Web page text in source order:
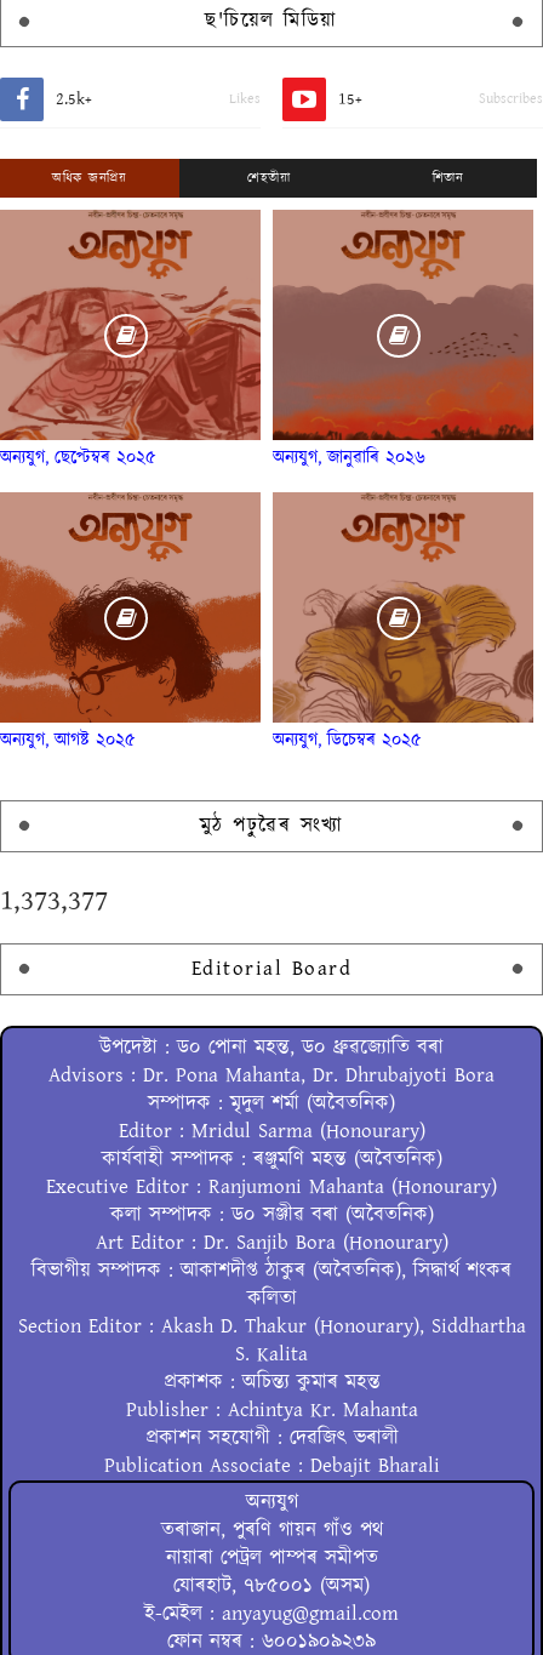
ছ'চিয়েল মিডিয়া
2.5k+ Likes 15+ Subscribes
অধিক জনপ্ৰিয় শেহতীয়া শিতান
অন্যযুগ, ছেপ্টেম্বৰ ২০২৫ অন্যযুগ, জানুৱাৰি ২০২৬
অন্যযুগ, আগষ্ট ২০২৫ অন্যযুগ, ডিচেম্বৰ ২০২৫
মুঠ পঢ়ুৱৈৰ সংখ্যা
1,373,377
Editorial Board
উপদেষ্টা : ড০ পোনা মহন্ত, ড০ ধ্ৰুৱজ্যোতি বৰা
Advisors : Dr. Pona Mahanta, Dr. Dhrubajyoti Bora
সম্পাদক : মৃদুল শৰ্মা (অবৈতনিক)
Editor : Mridul Sarma (Honourary)
কাৰ্যবাহী সম্পাদক : ৰঞ্জুমণি মহন্ত (অবৈতনিক)
Executive Editor : Ranjumoni Mahanta (Honourary)
কলা সম্পাদক : ড০ সঞ্জীৱ বৰা (অবৈতনিক)
Art Editor : Dr. Sanjib Bora (Honourary)
বিভাগীয় সম্পাদক : আকাশদীপ্ত ঠাকুৰ (অবৈতনিক), সিদ্ধাৰ্থ শংকৰ
কলিতা
Section Editor : Akash D. Thakur (Honourary), Siddhartha
S. Kalita
প্ৰকাশক : অচিন্ত্য কুমাৰ মহন্ত
Publisher : Achintya Kr. Mahanta
প্ৰকাশন সহযোগী : দেৱজিৎ ভৰালী
Publication Associate : Debajit Bharali
অন্যযুগ
তৰাজান, পুৰণি গায়ন গাঁও পথ
নায়াৰা পেট্ৰল পাম্পৰ সমীপত
যোৰহাট, ৭৮৫০০১ (অসম)
ই-মেইল : anyayug@gmail.com
ফোন নম্বৰ : ৬০০১৯০৯২৩৯